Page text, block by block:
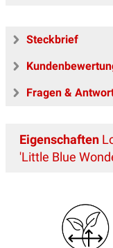
Steckbrief
Fragen &
Eigenschaften
'Little Blue